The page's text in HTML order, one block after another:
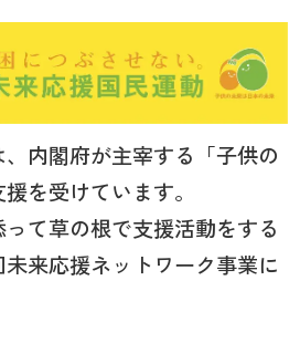
内閣府が主宰する「子供の
を受けています。
て草の根で支援活動をする
来応援ネットワーク事業に